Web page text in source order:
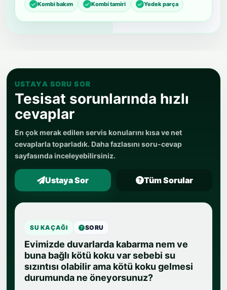
Kombi bakım Kombi tamiri Yedek parça
USTAYA SORU SOR
Tesisat sorunlarında hızlı
cevaplar
En çok merak edilen servis konularını kısa ve net
cevaplarla toparladık. Daha fazlasını soru-cevap
sayfasında inceleyebilirsiniz.
Ustaya Sor Tüm Sorular
SU KAÇAĞI SORU
Evimizde duvarlarda kabarma nem ve
buna bağlı kötü koku var sebebi su
sızıntısı olabilir ama kötü koku gelmesi
durumunda ne öneyorsunuz?